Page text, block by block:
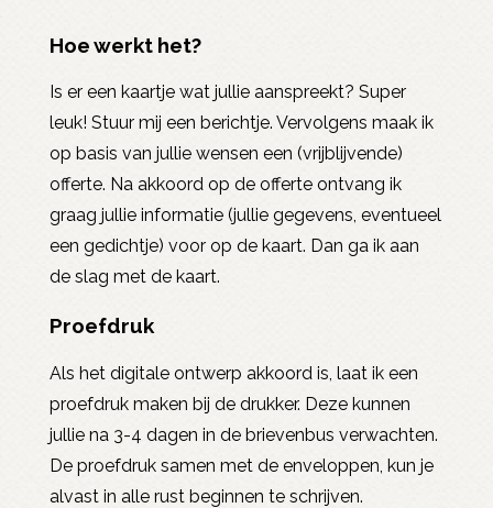
Hoe werkt het?
Is er een kaartje wat jullie aanspreekt? Super
leuk! Stuur mij een berichtje. Vervolgens maak ik
op basis van jullie wensen een (vrijblijvende)
offerte. Na akkoord op de offerte ontvang ik
graag jullie informatie (jullie gegevens, eventueel
een gedichtje) voor op de kaart. Dan ga ik aan
de slag met de kaart.
Proefdruk
Als het digitale ontwerp akkoord is, laat ik een
proefdruk maken bij de drukker. Deze kunnen
jullie na 3-4 dagen in de brievenbus verwachten.
De proefdruk samen met de enveloppen, kun je
alvast in alle rust beginnen te schrijven.